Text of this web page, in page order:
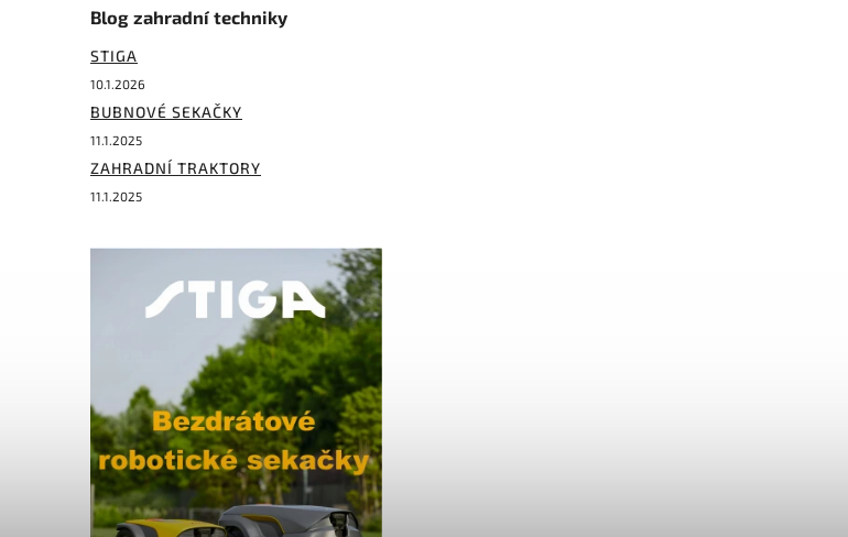
Blog zahradní techniky
STIGA
10.1.2026
BUBNOVÉ SEKAČKY
11.1.2025
ZAHRADNÍ TRAKTORY
11.1.2025